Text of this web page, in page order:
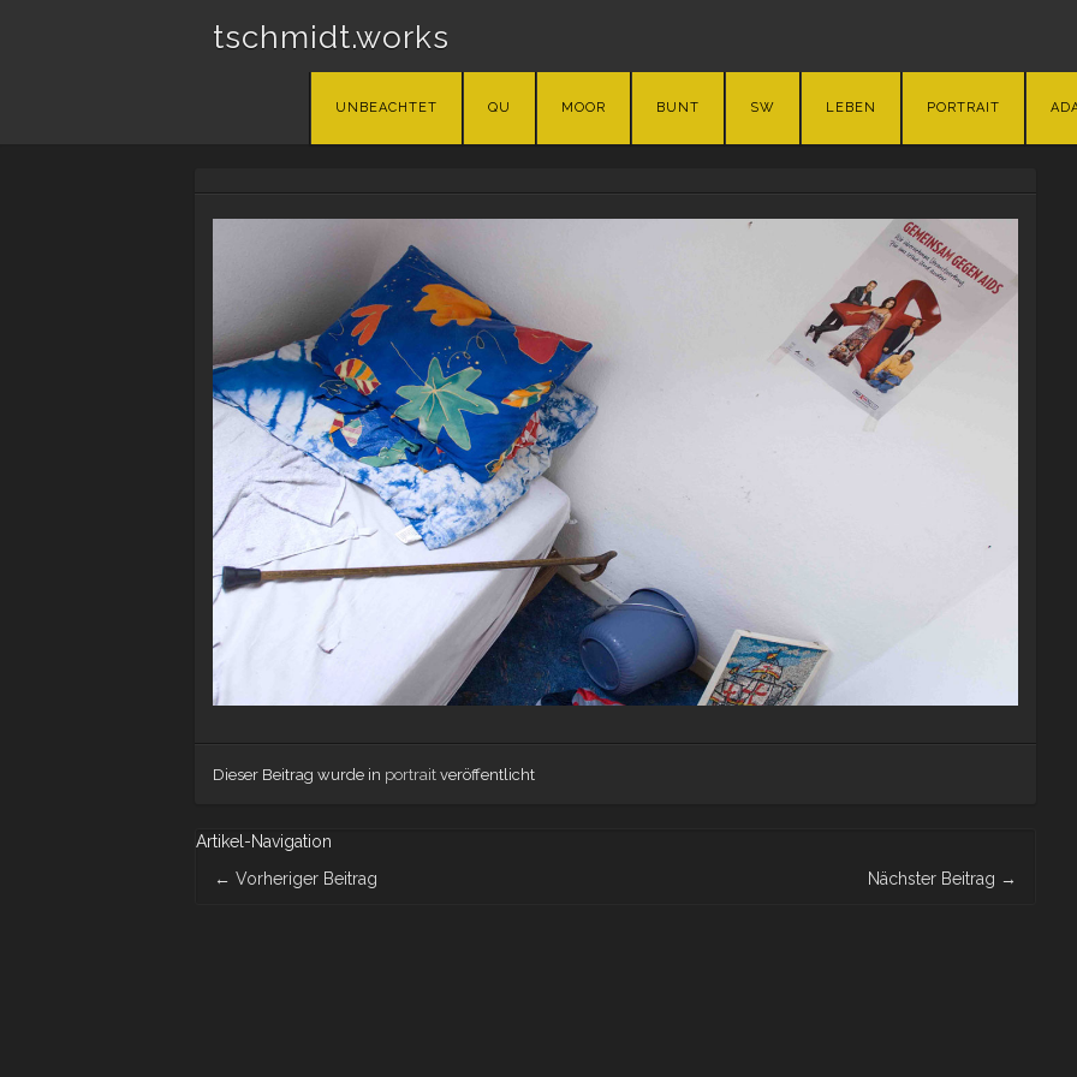
tschmidt.works
Skip
UNBEACHTET QU MOOR BUNT SW LEBEN PORTRAIT
Dieser Beitrag wurde in portrait veröffentlicht
Artikel-Navigation
← Vorheriger Beitrag Nächster Beitrag →